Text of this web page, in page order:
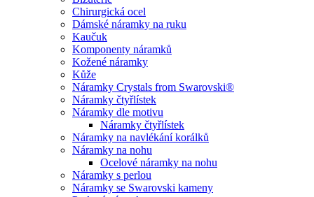
Chirurgická ocel
Dámské náramky na ruku
Kaučuk
Komponenty náramků
Kožené náramky
Kůže
Náramky Crystals from Swarovski®
Náramky čtyřlístek
Náramky dle motivu
Náramky čtyřlístek
Náramky na navlékání korálků
Náramky na nohu
Ocelové náramky na nohu
Náramky s perlou
Náramky se Swarovski kameny